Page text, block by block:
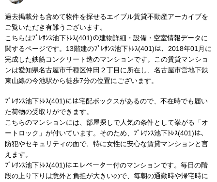
過去掲載分も含めて物件を探せるエイブル賃貸不動産アーカイブを
ご覧いただき有難うございます。
こちらはﾌﾟﾚｻﾝｽ池下ﾄﾚｽ(401)の建物詳細・設備・空室情報データに
関するページです。13階建のﾌﾟﾚｻﾝｽ池下ﾄﾚｽ(401)は、2018年01月に
完成した鉄筋コンクリート造のマンションです。この賃貸マンショ
ンは愛知県名古屋市千種区仲田２丁目に所在し、名古屋市営地下鉄
東山線の今池駅から徒歩7分の位置にございます。
ﾌﾟﾚｻﾝｽ池下ﾄﾚｽ(401)には宅配ボックスがあるので、不在時でも届い
た荷物の受取りができます。
こちらのマンションには、部屋探しで人気の条件として挙がる「オ
ートロック」が付いています。そのため、ﾌﾟﾚｻﾝｽ池下ﾄﾚｽ(401)は、
防犯やセキュリティの面で、特に女性に安心な賃貸マンションと言
えます。
ﾌﾟﾚｻﾝｽ池下ﾄﾚｽ(401)はエレベーター付のマンションです。毎日の階
段の上り下りは意外と負担が大きいので、毎朝の通勤時や帰宅時に